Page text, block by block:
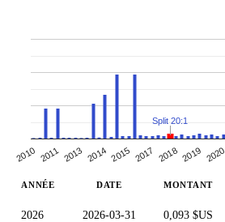
2010 2011 2013 2014 2015 2017 2018 2019 2020
Split 20:1
ANNÉE DATE MONTANT
2026 2026-03-31 0,093 $US